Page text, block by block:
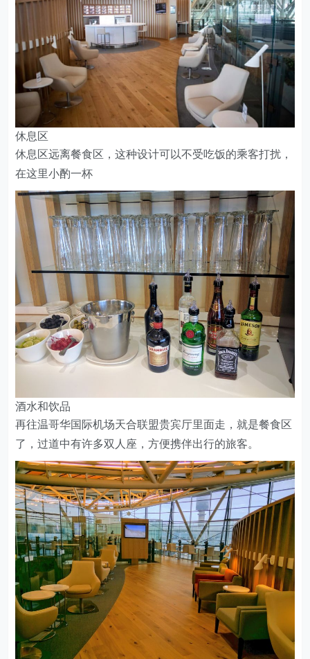
休息区
休息区远离餐食区，这种设计可以不受吃饭的乘客打扰，
在这里小酌一杯
酒水和饮品
再往温哥华国际机场天合联盟贵宾厅里面走，就是餐食区
了，过道中有许多双人座，方便携伴出行的旅客。